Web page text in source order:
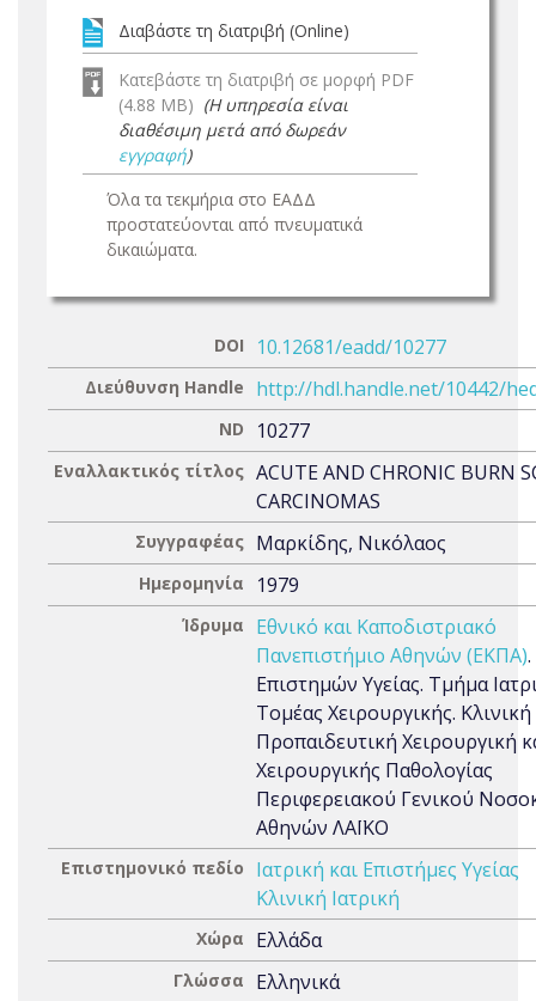
Διαβάστε τη διατριβή (Online)
Κατεβάστε τη διατριβή σε μορφή PDF
(4.88 MB) (Η υπηρεσία είναι
διαθέσιμη μετά από δωρεάν
εγγραφή)
Όλα τα τεκμήρια στο ΕΑΔΔ
προστατεύονται από πνευματικά
δικαιώματα.
DOI 10.12681/eadd/10277
Διεύθυνση Handle http://hdl.handle.net/10442/
ND 10277
Εναλλακτικός τίτλος ACUTE AND CHRONIC BURN
CARCINOMAS
Συγγραφέας Μαρκίδης, Νικόλαος
Ημερομηνία 1979
Ίδρυμα
Εθνικό και Καποδιστριακό
Πανεπιστήμιο Αθηνών (ΕΚΠΑ)
Επιστημών Υγείας. Τμήμα
Τομέας Χειρουργικής.
Προπαιδευτική Χειρουργική
Χειρουργικής Παθολογίας
Περιφερειακού Γενικού
Αθηνών ΛΑΪΚΟ
Επιστημονικό πεδίο
Ιατρική και Επιστήμες Υγείας
Κλινική Ιατρική
Χώρα Ελλάδα
Γλώσσα Ελληνικά